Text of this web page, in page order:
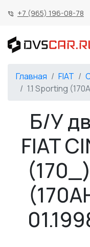
+7 (965) 196-08-78
Главная FIAT
1.1 Sporting
Б/У
FIAT